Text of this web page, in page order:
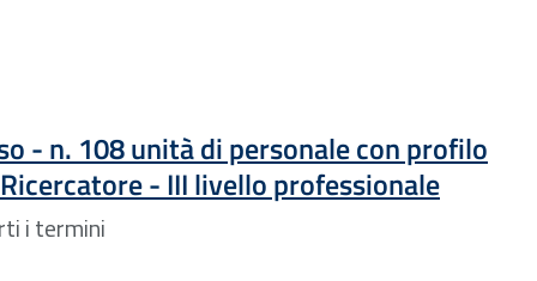
- n. 108 unità di personale con profilo
- III livello professionale
i termini